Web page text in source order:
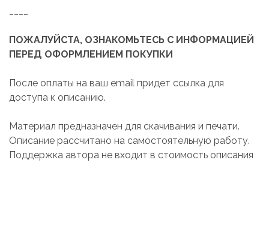
ПОЖАЛУЙСТА, ОЗНАКОМЬТЕСЬ С ИНФОРМАЦИЕЙ
ПЕРЕД ОФОРМЛЕНИЕМ ПОКУПКИ
После оплаты на ваш email придет ссылка для
доступа к описанию.
Материал предназначен для скачивания и печати.
Описание рассчитано на самостоятельную работу.
Поддержка автора не входит в стоимость описания